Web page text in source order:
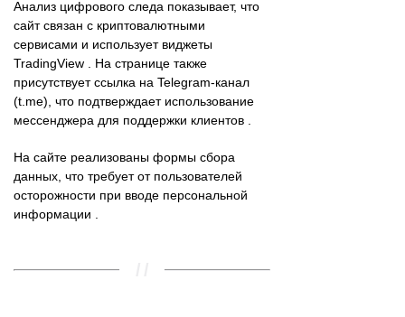
Анализ цифрового следа показывает, что
сайт связан с криптовалютными
сервисами и использует виджеты
TradingView . На странице также
присутствует ссылка на Telegram-канал
(t.me), что подтверждает использование
мессенджера для поддержки клиентов .
На сайте реализованы формы сбора
данных, что требует от пользователей
осторожности при вводе персональной
информации .